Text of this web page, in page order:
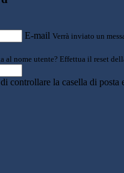
E-mail Verrà inviato un
al nome utente? Effettua il reset
controllare la casella di posta